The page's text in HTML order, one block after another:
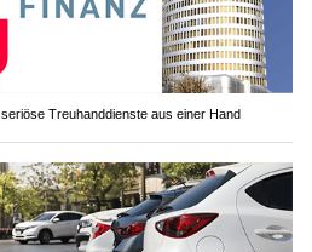
Treuhanddienste aus einer Hand